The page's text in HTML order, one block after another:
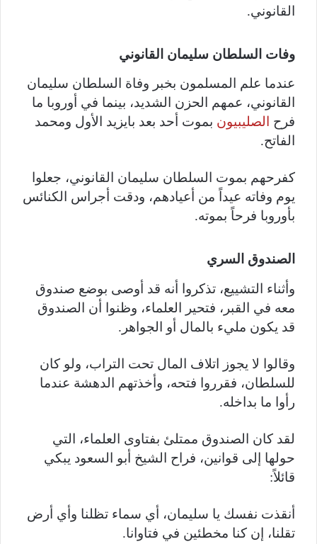
القانوني.
وفات السلطان سليمان القانوني
عندما علم المسلمون بخبر وفاة السلطان سليمان
القانوني، عمهم الحزن الشديد، بينما في أوروبا ما
فرح
الصليبيون بموت أحد بعد بايزيد الأول ومحمد
الفاتح.
كفرحهم بموت السلطان سليمان القانوني، جعلوا
يوم وفاته عيداً من أعيادهم، ودقت أجراس الكنائس
بأوروبا فرحاً بموته.
الصندوق السري
وأثناء التشييع، تذكروا أنه قد أوصى بوضع صندوق
معه في القبر، فتحير العلماء، وظنوا أن الصندوق
قد يكون مليء بالمال أو الجواهر.
وقالوا لا يجوز اتلاف المال تحت التراب، ولو كان
للسلطان، فقرروا فتحه، وأخذتهم الدهشة عندما
رأوا ما بداخله.
لقد كان الصندوق ممتلئ بفتاوى العلماء، التي
حولها إلى قوانين، فراح الشيخ أبو السعود يبكي
قائلاً:
أنقذت نفسك يا سليمان، أي سماء تظلنا وأي أرض
تقلنا، إن كنا مخطئين في فتاوانا.